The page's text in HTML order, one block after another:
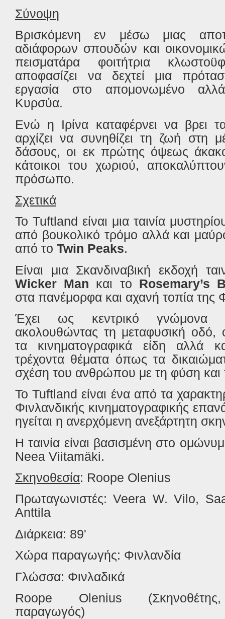
Σύνοψη
Βρισκόμενη εν μέσω μιας
αδιάφορων σπουδών και
πεισματάρα φοιτήτρια
αποφασίζει να δεχτεί μια
εργασία στο απομονωμένο
Κυρσύα.
Ενώ η Ιρίνα καταφέρνει να βρει
αρχίζει να συνηθίζει τη ζωή στη
δάσους, οι εκ πρώτης όψεως
κάτοικοι του χωριού,
πρόσωπο.
Σχετικά
Το Tuftland είναι μια ταινία
από βουκολικό τρόμο αλλά και
από το Twin Peaks.
Είναι μια Σκανδιναβική εκδοχή
Wicker Man και το Rosemary’s
στα πανέμορφα και αχανή τοπία της
Έχει ως κεντρικό γνώμονα
ακολουθώντας τη μεταφυσική οδό,
τα κινηματογραφικά είδη αλλά
τρέχοντα θέματα όπως τα
σχέση του ανθρώπου με τη φύση και
ΤοTuftland είναι ένα από τα
Φινλανδικής κινηματογραφικής
ηγείται η ανερχόμενη ανεξάρτητη
Η ταινία είναι βασισμένη στο
Neea Viitamäki.
Σκηνοθεσία: Roope Olenius
Πρωταγωνιστές: Veera W. Vilo,
Anttila
Διάρκεια: 89'
Χώρα παραγωγής: Φινλανδία
Γλώσσα: Φινλαδικά
Roope
Olenius
παραγωγός)